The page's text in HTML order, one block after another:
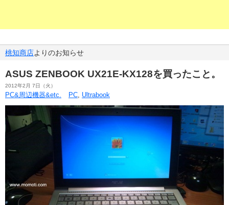
桃知商店よりのお知らせ
ASUS ZENBOOK UX21E-KX128を買ったこと。
2012年2月 7日（火）
PC&周辺機器&etc. PC, Ultrabook